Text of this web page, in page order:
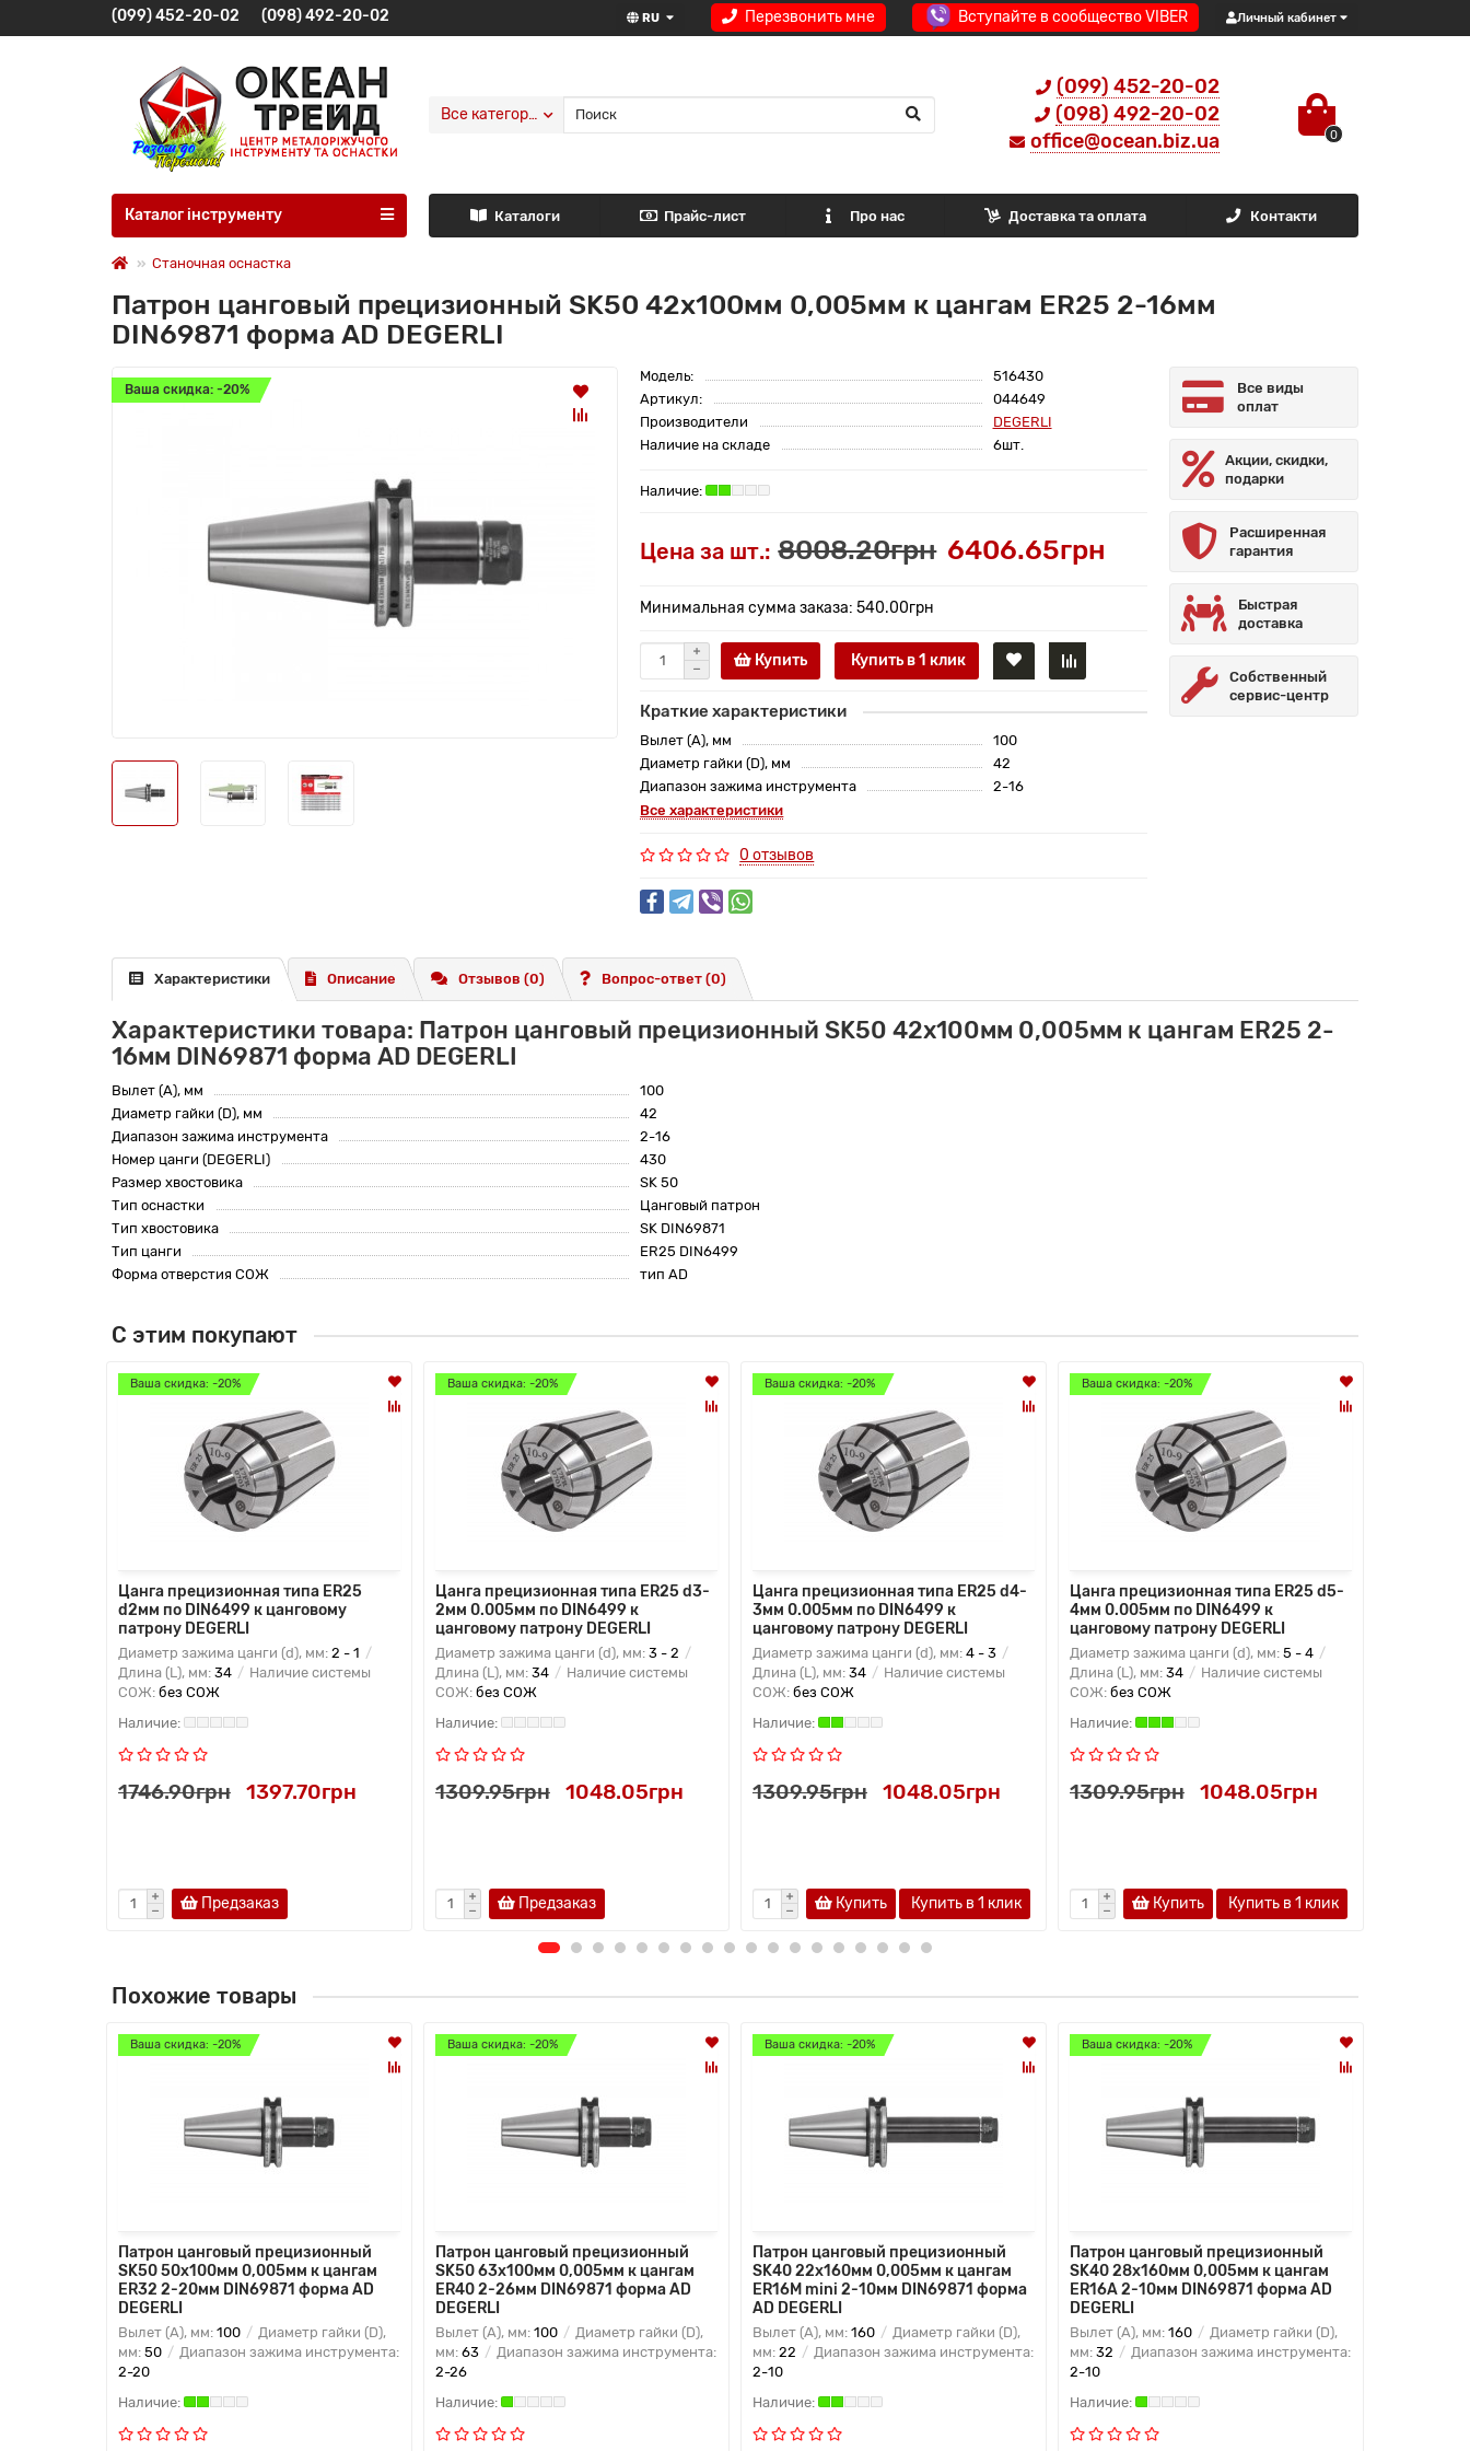
Перезвонить мне Вступайте в сообщество VIBER Личный кабинет
RU
(099) 452-20-02 (098) 492-20-02
(099) 452-20-02
(098) 492-20-02
office@ocean.biz.ua
0
Все категории
Каталог інструменту Каталоги Прайс-лист Про нас Доставка та оплата Контакти
Станочная оснастка
Патрон цанговый прецизионный SK50 42x100мм 0,005мм к цангам ER25 2-16мм
DIN69871 форма AD DEGERLI
Ваша скидка: -20%
Модель:
516430
Артикул:
044649
Производители
DEGERLI
Наличие на складе
6шт.
Цена за шт.: 8008.20грн 6406.65грн
Минимальная сумма заказа: 540.00грн
Купить Купить в 1 клик
Краткие характеристики
Вылет (A), мм
100
Диаметр гайки (D), мм
42
Диапазон зажима инструмента
2-16
Все характеристики
0 отзывов
Все виды
оплат
Акции, скидки,
подарки
Расширенная
гарантия
Быстрая
доставка
Собственный
сервис-центр
Характеристики Описание Отзывов (0) Вопрос-ответ (0)
Характеристики товара: Патрон цанговый прецизионный SK50 42x100мм 0,005мм к цангам ER25 2-
16мм DIN69871 форма AD DEGERLI
Вылет (A), мм
100
Диаметр гайки (D), мм
42
Диапазон зажима инструмента
2-16
Номер цанги (DEGERLI)
430
Размер хвостовика
SK 50
Тип оснастки
Цанговый патрон
Тип хвостовика
SK DIN69871
Тип цанги
ER25 DIN6499
Форма отверстия СОЖ
тип AD
С этим покупают
Ваша скидка: -20%
Цанга прецизионная типа ER25
d2мм по DIN6499 к цанговому
патрону DEGERLI
Диаметр зажима цанги (d), мм: 2 - 1
Длина (L), мм: 34
Наличие системы
СОЖ: без СОЖ
1746.90грн 1397.70грн
Предзаказ
Ваша скидка: -20%
Цанга прецизионная типа ER25 d3-
2мм 0.005мм по DIN6499 к
цанговому патрону DEGERLI
Диаметр зажима цанги (d), мм: 3 - 2
Длина (L), мм: 34
Наличие системы
СОЖ: без СОЖ
1309.95грн 1048.05грн
Предзаказ
Ваша скидка: -20%
Цанга прецизионная типа ER25 d4-
3мм 0.005мм по DIN6499 к
цанговому патрону DEGERLI
Диаметр зажима цанги (d), мм: 4 - 3
Длина (L), мм: 34
Наличие системы
СОЖ: без СОЖ
1309.95грн 1048.05грн
Купить Купить в 1 клик
Ваша скидка: -20%
Цанга прецизионная типа ER25 d5-
4мм 0.005мм по DIN6499 к
цанговому патрону DEGERLI
Диаметр зажима цанги (d), мм: 5 - 4
Длина (L), мм: 34
Наличие системы
СОЖ: без СОЖ
1309.95грн 1048.05грн
Купить Купить в 1 клик
Похожие товары
Ваша скидка: -20%
Патрон цанговый прецизионный
SK50 50x100мм 0,005мм к цангам
ER32 2-20мм DIN69871 форма AD
DEGERLI
Вылет (A), мм: 100
Диаметр гайки (D),
мм: 50
Диапазон зажима инструмента:
2-20
Ваша скидка: -20%
Патрон цанговый прецизионный
SK50 63x100мм 0,005мм к цангам
ER40 2-26мм DIN69871 форма AD
DEGERLI
Вылет (A), мм: 100
Диаметр гайки (D),
мм: 63
Диапазон зажима инструмента:
2-26
Ваша скидка: -20%
Патрон цанговый прецизионный
SK40 22x160мм 0,005мм к цангам
ER16M mini 2-10мм DIN69871 форма
AD DEGERLI
Вылет (A), мм: 160
Диаметр гайки (D),
мм: 22
Диапазон зажима инструмента:
2-10
Ваша скидка: -20%
Патрон цанговый прецизионный
SK40 28x160мм 0,005мм к цангам
ER16A 2-10мм DIN69871 форма AD
DEGERLI
Вылет (A), мм: 160
Диаметр гайки (D),
мм: 32
Диапазон зажима инструмента:
2-10